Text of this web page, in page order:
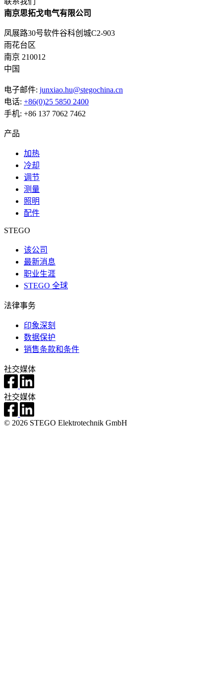
南京思拓戈电气有限公司
凤展路30号软件谷科创城C2-903
雨花台区
南京 210012
中国
电子邮件: junxiao.hu@stegochina.cn
电话: +86(0)25 5850 2400
手机: +86 137 7062 7462
产品
加热
冷却
调节
测量
照明
配件
STEGO
该公司
最新消息
职业生涯
STEGO 全球
法律事务
印象深刻
数据保护
销售条款和条件
社交媒体
社交媒体
© 2026 STEGO Elektrotechnik GmbH